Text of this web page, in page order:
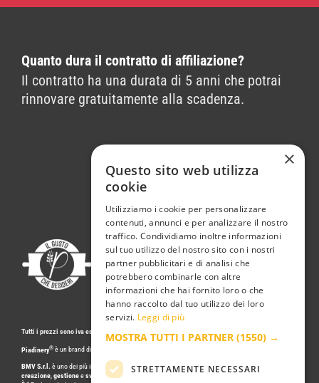
Quanto dura il contratto di affiliazione?
Il contratto ha una durata di 5 anni che potrai
rinnovare gratuitamente alla scadenza.
Tutti i prezzi sono iva esclusa.
Piadinery®è un brand di
BMV S.r.l. è uno dei più importanti incubatori d’impresa italiani, specializzato da 25 anni nella
creazione, gestioneesviluppo di business in franchising
×
Questo sito web utilizza
cookie
Utilizziamo i cookie per personalizzare
contenuti, annunci e per analizzare il nostro
traffico. Condividiamo inoltre informazioni
sul tuo utilizzo del nostro sito con i nostri
partner pubblicitari e di analisi che
potrebbero combinarle con altre
informazioni che hai fornito loro o che
hanno raccolto dal tuo utilizzo dei loro
servizi. Leggi di più
MOSTRA TUTTI I PARTNER (1550) →
STRETTAMENTE NECESSARI